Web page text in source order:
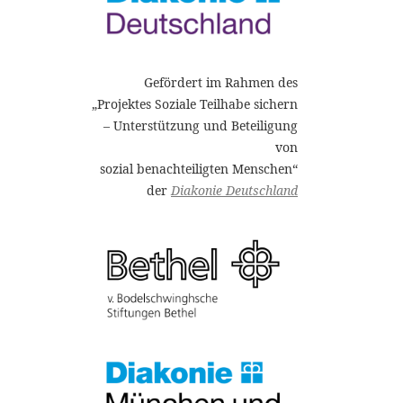
Gefördert im Rahmen des
„Projektes Soziale Teilhabe sichern
– Unterstützung und Beteiligung
von
sozial benachteiligten Menschen“
derDiakonie Deutschland